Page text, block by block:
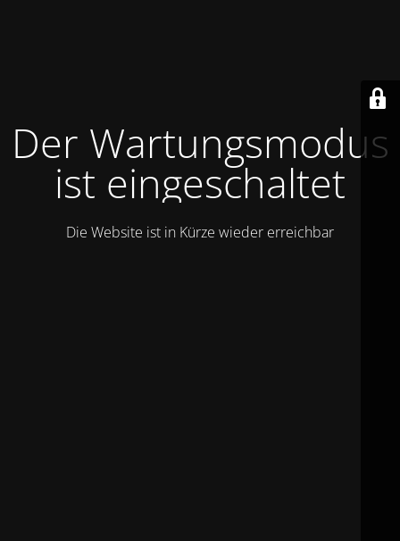
Der Wartungsmodus
ist eingeschaltet
Die Website ist in Kürze wieder erreichbar